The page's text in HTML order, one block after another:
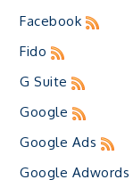
Facebook
Fido
G Suite
Google
Google Ads
Google Adwords